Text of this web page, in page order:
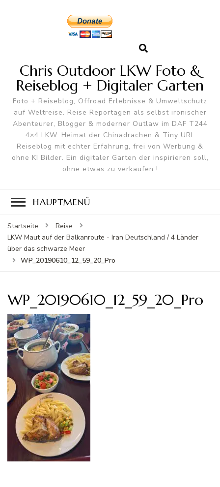
Chris Outdoor LKW Foto &
Reiseblog + Digitaler Garten
Foto + Reiseblog, Offroad Erlebnisse & Umweltschutz
auf Weltreise. Reise Reportagen als selbst ironischer
Abenteurer, Blogger & moderner Outlaw im DAF T244
4×4 LKW. Heimat der Chinadrachen & Tiny URL
Reiseblog mit echter Erfahrung, frei von Werbung &
ohne KI Bilder. Ein digitaler Garten der inspirieren soll,
ohne etwas zu verkaufen !
HAUPTMENÜ
Startseite
Reise
LKW Maut auf der Balkanroute - Iran Deutschland / 4 Länder
über das schwarze Meer
WP_20190610_12_59_20_Pro
WP_20190610_12_59_20_Pro